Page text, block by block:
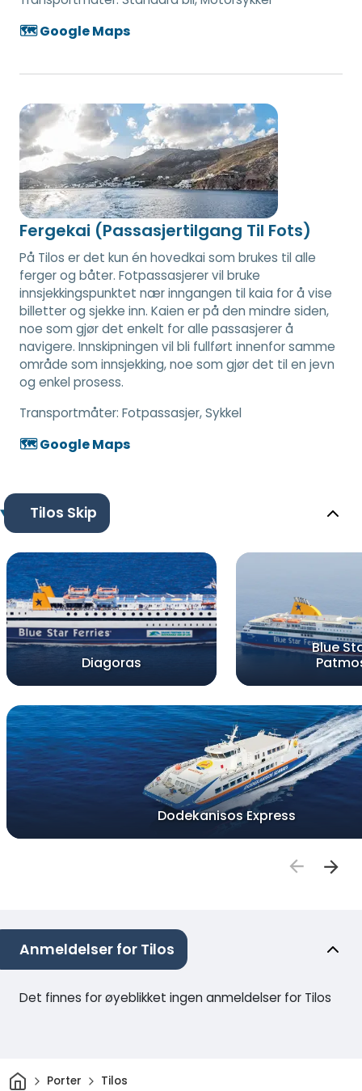
🗺️ Google Maps
Fergekai (Passasjertilgang Til Fots)
På Tilos er det kun én hovedkai som brukes til alle
ferger og båter. Fotpassasjerer vil bruke
innsjekkingspunktet nær inngangen til kaia for å vise
billetter og sjekke inn. Kaien er på den mindre siden,
noe som gjør det enkelt for alle passasjerer å
navigere. Innskipningen vil bli fullført innenfor samme
område som innsjekking, noe som gjør det til en jevn
og enkel prosess.
Transportmåter: Fotpassasjer, Sykkel
🗺️ Google Maps
Tilos Skip
Diagoras
Blue
Dodekanisos Express
Anmeldelser for Tilos
Det finnes for øyeblikket ingen anmeldelser for Tilos
HjemPorter Tilos